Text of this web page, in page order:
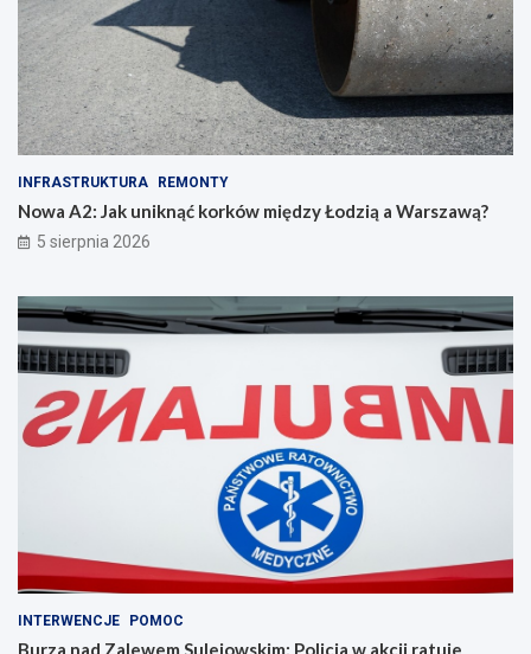
INFRASTRUKTURA REMONTY
Nowa A2: Jak uniknąć korków między Łodzią a Warszawą?
5 sierpnia 2026
INTERWENCJE POMOC
Burza nad Zalewem Sulejowskim: Policja w akcji ratuje